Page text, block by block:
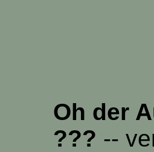
Oh der
??? --